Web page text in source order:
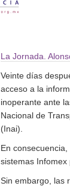
La Jornada.
Veinte días
acceso a la
inoperante ante
Nacional de
(Inai).
En
sistemas Infomex
Sin embargo, las